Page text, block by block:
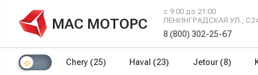
МАС МОТОРС
с 9:00 до 21:00
ЛЕНИНГРАДСКАЯ УЛ.,
8 (800) 302-25-67
Chery (25) Haval (23) Jetour (8)